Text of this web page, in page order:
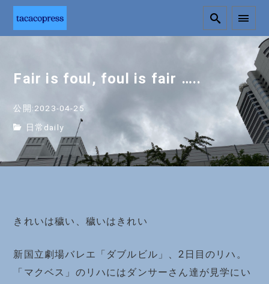
Fair is foul, foul is fair …..
公開:2023-04-25
日常daily
きれいは穢い、穢いはきれい
新国立劇場バレエ「ダブルビル」、2日目のリハ。
「マクベス」のリハにはダンサーさん達が見学にい